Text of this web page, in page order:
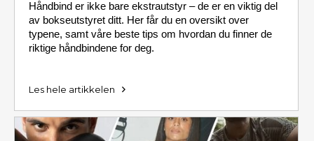
Håndbind er ikke bare ekstrautstyr – de er en viktig del
av bokseutstyret ditt. Her får du en oversikt over
typene, samt våre beste tips om hvordan du finner de
riktige håndbindene for deg.
Les hele artikkelen